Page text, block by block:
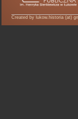
Created by lukow.historia (at)